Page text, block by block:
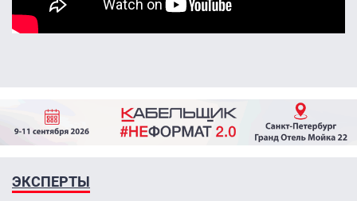
ЭКСПЕРТЫ